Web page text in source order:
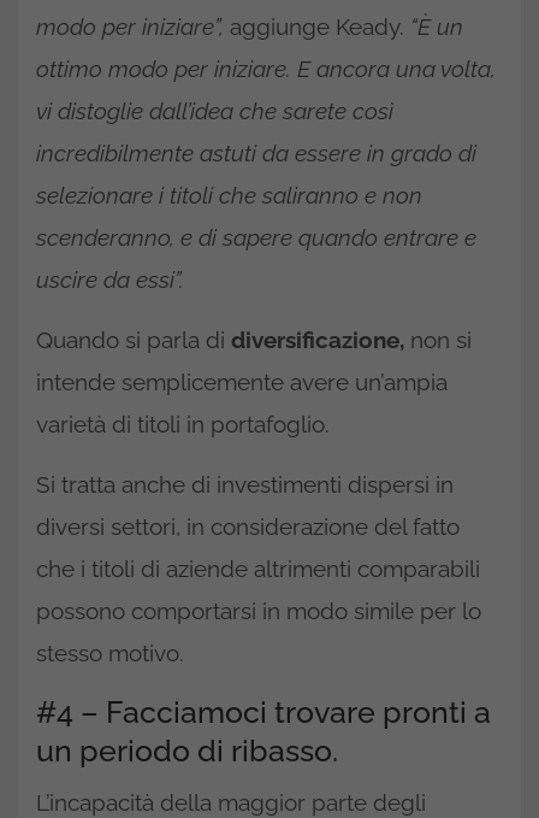
modo per iniziare”, aggiunge Keady. “È un
ottimo modo per iniziare. E ancora una volta,
vi distoglie dall’idea che sarete così
incredibilmente astuti da essere in grado di
selezionare i titoli che saliranno e non
scenderanno, e di sapere quando entrare e
uscire da essi”.
Quando si parla di diversificazione, non si
intende semplicemente avere un’ampia
varietà di titoli in portafoglio.
Si tratta anche di investimenti dispersi in
diversi settori, in considerazione del fatto
che i titoli di aziende altrimenti comparabili
possono comportarsi in modo simile per lo
stesso motivo.
#4 – Facciamoci trovare pronti a
un periodo di ribasso.
L’incapacità della maggior parte degli